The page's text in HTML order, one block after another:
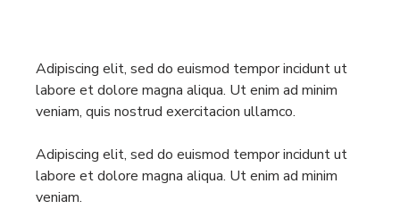
Adipiscing elit, sed do euismod tempor incidunt ut
labore et dolore magna aliqua. Ut enim ad minim
veniam, quis nostrud exercitacion ullamco.
Adipiscing elit, sed do euismod tempor incidunt ut
labore et dolore magna aliqua. Ut enim ad minim
veniam.